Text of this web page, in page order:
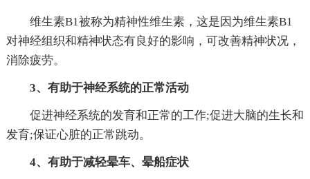
维生素B1被称为精神性维生素，这是因为维生素B1
对神经组织和精神状态有良好的影响，可改善精神状况，
消除疲劳。
3、有助于神经系统的正常活动
促进神经系统的发育和正常的工作;促进大脑的生长和
发育;保证心脏的正常跳动。
4、有助于减轻晕车、晕船症状